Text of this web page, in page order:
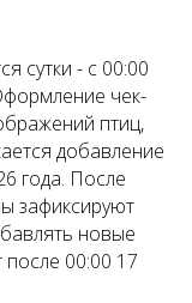
сутки - с 00:00
чек-
птиц,
добавление
года. После
зафиксируют
новые
00:00 17